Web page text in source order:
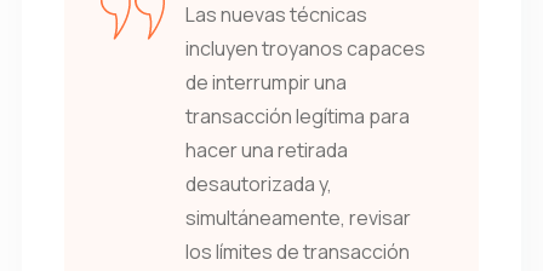
Las nuevas técnicas
incluyen troyanos capaces
de interrumpir una
transacción legítima para
hacer una retirada
desautorizada y,
simultáneamente, revisar
los límites de transacción